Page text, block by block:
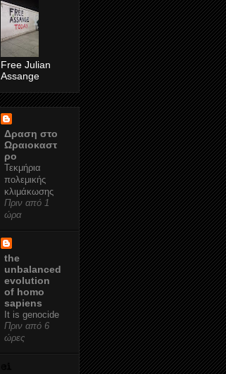
Free Julian
Assange
Δραση στο
Ωραιοκαστ
ρο
Τεκμήρια
πολεμικής
κλιμάκωσης
Πριν από 1
ώρα
the
unbalanced
evolution
of homo
sapiens
It is genocide
Πριν από 6
ώρες